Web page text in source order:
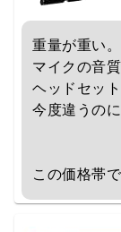
重量が重い。
マイクの音
ヘッドセッ
今度違うのに
この価格帯